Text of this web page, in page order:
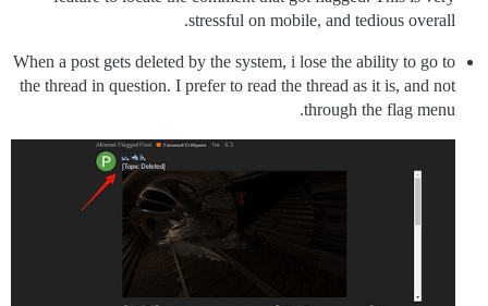
stressful on mobile, and tedious overall.
When a post gets deleted by the system, i lose the ability to go to
the thread in question. I prefer to read the thread as it is, and not
through the flag menu.